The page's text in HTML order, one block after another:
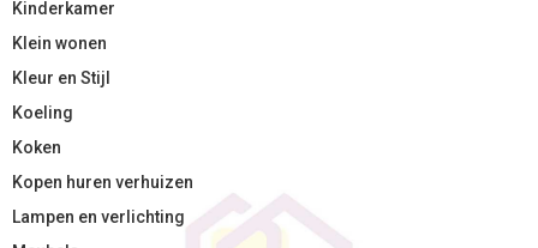
Kinderkamer
Klein wonen
Kleur en Stijl
Koeling
Koken
Kopen huren verhuizen
Lampen en verlichting